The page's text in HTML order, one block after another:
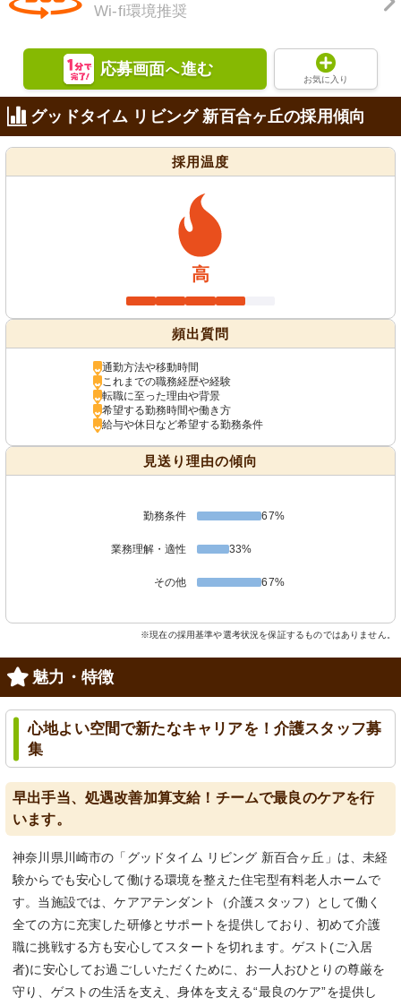
Wi-fi環境推奨
応募画面へ進む
お気に入り
グッドタイム リビング 新百合ヶ丘の採用傾向
採用温度
高
頻出質問
通勤方法や移動時間
これまでの職務経歴や経験
転職に至った理由や背景
希望する勤務時間や働き方
給与や休日など希望する勤務条件
見送り理由の傾向
勤務条件 67%
業務理解・適性 33%
その他 67%
※現在の採用基準や選考状況を保証するものではありません。
魅力・特徴
心地よい空間で新たなキャリアを！介護スタッフ募
集
早出手当、処遇改善加算支給！チームで最良のケアを行
います。
神奈川県川崎市の「グッドタイム リビング 新百合ヶ丘」は、未経
験からでも安心して働ける環境を整えた住宅型有料老人ホームで
す。当施設では、ケアアテンダント（介護スタッフ）として働く
全ての方に充実した研修とサポートを提供しており、初めて介護
職に挑戦する方も安心してスタートを切れます。ゲスト(ご入居
者)に安心してお過ごしいただくために、お一人おひとりの尊厳を
守り、ゲストの生活を支え、身体を支える“最良のケア”を提供し